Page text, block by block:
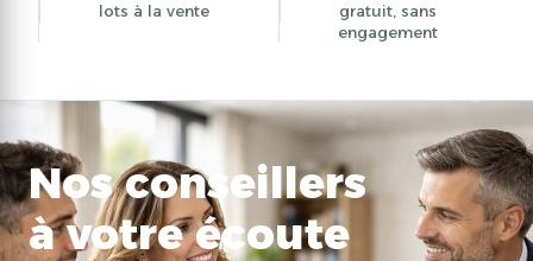
lots à la vente
gratuit, sans
engagement
Nos conseillers
à votre écoute